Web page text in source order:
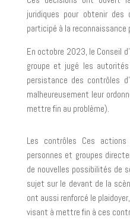
juridiques pour obtenir
participé à la reconnaissance
En octobre 2023, le Conseil
groupe et jugé les
persistance des contrôles
malheureusement leur
mettre fin au problème).
Les contrôles Ces
personnes et groupes
de nouvelles possibilités de
sujet sur le devant de la
ont aussi renforcé le
visant à mettre fin à ces